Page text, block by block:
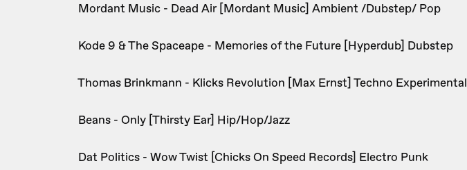
Mordant Music - Dead Air [Mordant Music] Ambient /Dubstep/ Pop
Kode 9 & The Spaceape - Memories of the Future [Hyperdub] Dubstep
Thomas Brinkmann - Klicks Revolution [Max Ernst] Techno Experimental
Beans - Only [Thirsty Ear] Hip/Hop/Jazz
Dat Politics - Wow Twist [Chicks On Speed Records] Electro Punk